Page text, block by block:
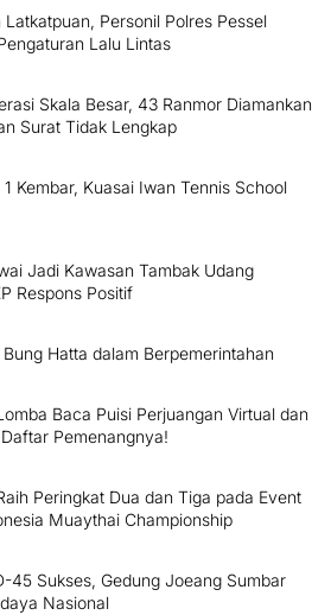
Personil Polres Pessel
Lalu Lintas
Skala Besar, 43 Ranmor Diamankan
Surat Tidak Lengkap
Kembar, Kuasai Iwan Tennis School
Jadi Kawasan Tambak Udang
Respons Positif
Hatta dalam Berpemerintahan
Baca Puisi Perjuangan Virtual dan
Pemenangnya!
Peringkat Dua dan Tiga pada Event
Muaythai Championship
45 Sukses, Gedung Joeang Sumbar
Nasional